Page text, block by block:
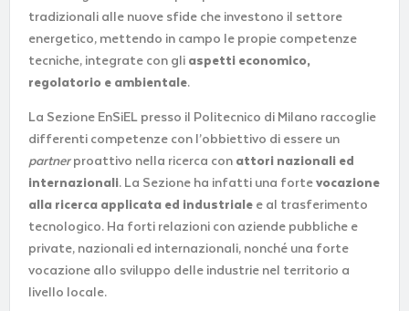
tradizionali alle nuove sfide che investono il settore
energetico, mettendo in campo le propie competenze
tecniche, integrate con gli aspetti economico,
regolatorio e ambientale.
La Sezione EnSiEL presso il Politecnico di Milano raccoglie
differenti competenze con l’obbiettivo di essere un
partnerproattivo nella ricerca con attori nazionali ed
internazionali. La Sezione ha infatti una fortevocazione
alla ricerca applicata ed industriale e al trasferimento
tecnologico. Ha forti relazioni con aziende pubbliche e
private, nazionali ed internazionali, nonché una forte
vocazione allo sviluppo delle industrie nel territorio a
livello locale.